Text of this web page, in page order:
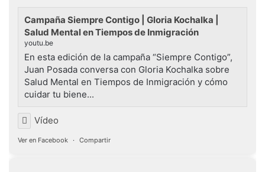
Campaña Siempre Contigo | Gloria Kochalka |
Salud Mental en Tiempos de Inmigración
youtu.be
En esta edición de la campaña “Siempre Contigo”,
Juan Posada conversa con Gloria Kochalka sobre
Salud Mental en Tiempos de Inmigración y cómo
cuidar tu biene...
Vídeo
Ver en Facebook · Compartir